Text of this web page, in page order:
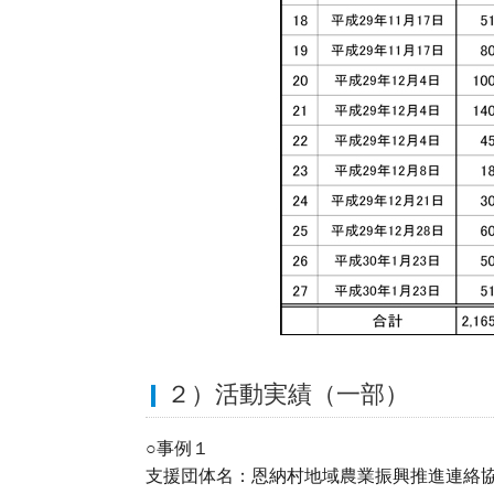
２）活動実績（一部）
○事例１
支援団体名：恩納村地域農業振興推進連絡